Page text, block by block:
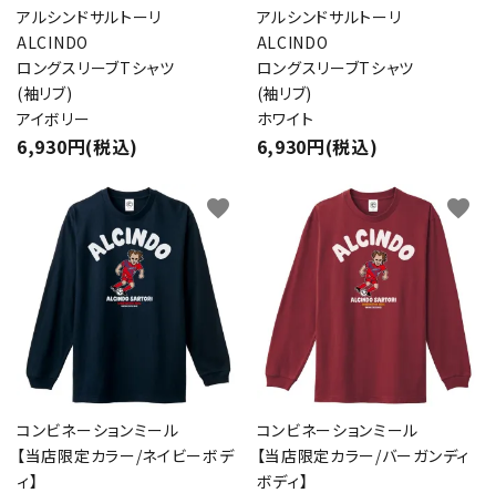
アルシンドサルトーリ
ALCINDO
ロングスリーブTシャツ
(袖リブ)
アイボリー
6,930円(税込)
アルシンドサルトーリ
ALCINDO
ロングスリーブTシャツ
(袖リブ)
ホワイト
6,930円(税込)
コンビネーションミール
【当店限定カラー/ネイビーボデ
ィ】
favorite
コンビネーションミール
【当店限定カラー/バーガンディ
ボディ】
favorite